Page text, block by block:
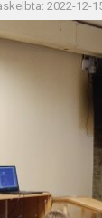
2022-12-